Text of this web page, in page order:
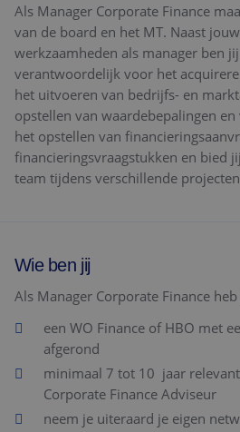
Als Manager Corporate Finance
van de board en het MT. Naast
werkzaamheden als manager ben
verantwoordelijk voor het
het uitvoeren van bedrijfs- en
opstellen van waardebepalingen
het opstellen van
financieringsvraagstukken en bied
team tijdens verschillende
Wie ben jij
Als Manager Corporate Finance
een WO Finance of HBO met
afgerond
minimaal 7 tot 10 jaar
Corporate Finance Adviseur
neem je uiteraard je eigen